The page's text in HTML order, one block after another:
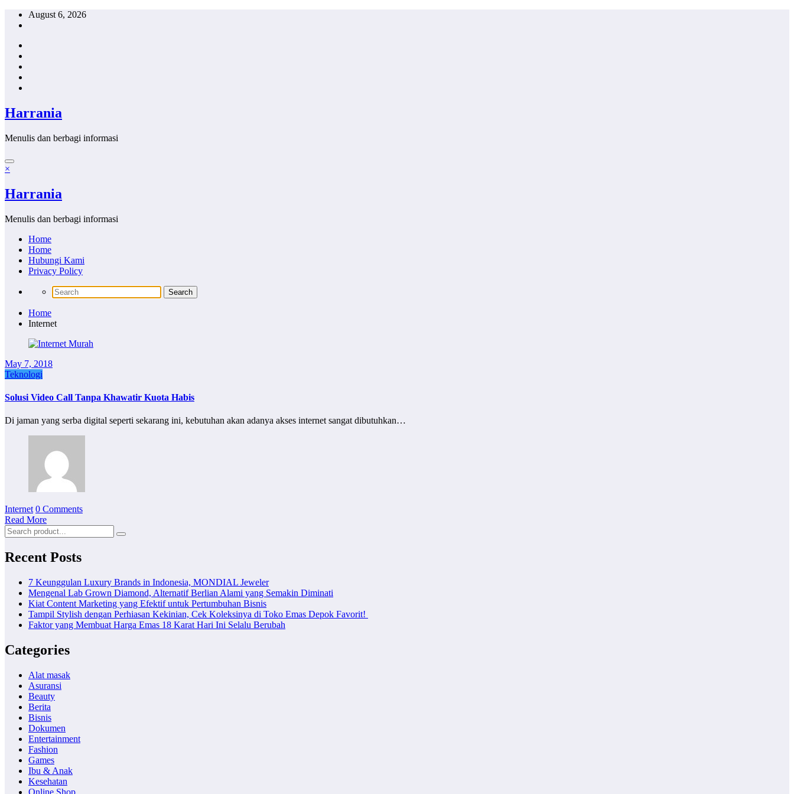
Skip
August 6, 2026
Harrania
Menulis dan berbagi informasi
×
Harrania
Menulis dan berbagi informasi
Home
Home
Hubungi Kami
Privacy Policy
Home
Internet
May 7, 2018
Teknologi
Solusi Video Call Tanpa Khawatir Kuota Habis
Di jaman yang serba digital seperti sekarang ini, kebutuhan akan adanya akses internet sangat dibutuhkan…
Internet 0 Comments
Read More
Recent Posts
7 Keunggulan Luxury Brands in Indonesia, MONDIAL Jeweler
Mengenal Lab Grown Diamond, Alternatif Berlian Alami yang Semakin Diminati
Kiat Content Marketing yang Efektif untuk Pertumbuhan Bisnis
Tampil Stylish dengan Perhiasan Kekinian, Cek Koleksinya di Toko Emas Depok Favorit!
Faktor yang Membuat Harga Emas 18 Karat Hari Ini Selalu Berubah
Categories
Alat masak
Asuransi
Beauty
Berita
Bisnis
Dokumen
Entertainment
Fashion
Games
Ibu & Anak
Kesehatan
Online Shop